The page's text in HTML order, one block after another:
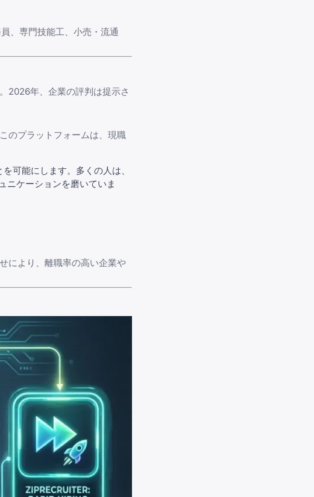
、専門技能工、小売・流通
2026年、企業の評判は提示さ
のプラットフォームは、現職
可能にします。多くの人は、
ニケーションを磨いていま
により、離職率の高い企業や